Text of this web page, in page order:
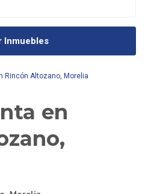
Inmuebles
Rincón Altozano, Morelia
en